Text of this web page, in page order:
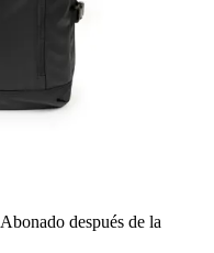
Abonado después de la